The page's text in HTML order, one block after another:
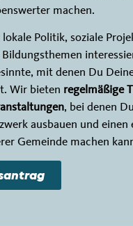
machen.
Politik, soziale
mit denen Du
Wir bieten regelmäßige
, bei denen
ausbauen und einen
Gemeinde machen